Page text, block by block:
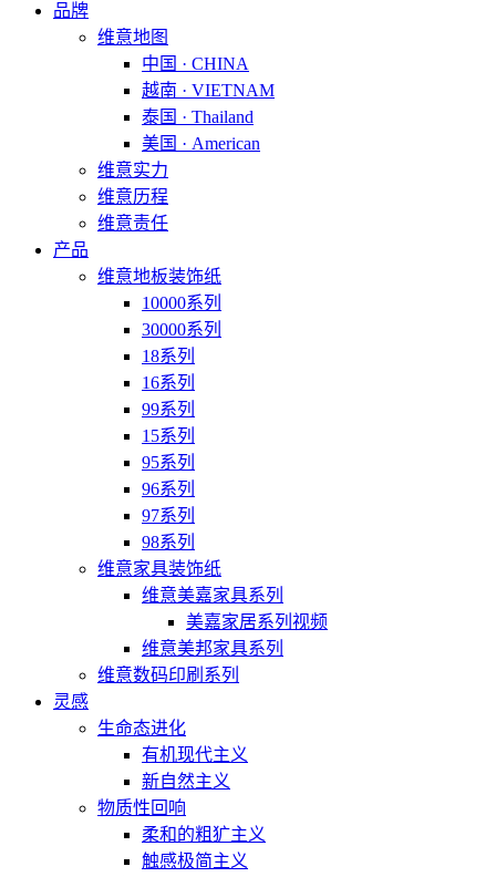
品牌
维意地图
中国 · CHINA
越南 · VIETNAM
泰国 · Thailand
美国 · American
维意实力
维意历程
维意责任
产品
维意地板装饰纸
10000系列
30000系列
18系列
16系列
99系列
15系列
95系列
96系列
97系列
98系列
维意家具装饰纸
维意美嘉家具系列
美嘉家居系列视频
维意美邦家具系列
维意数码印刷系列
灵感
生命态进化
有机现代主义
新自然主义
物质性回响
柔和的粗犷主义
触感极简主义